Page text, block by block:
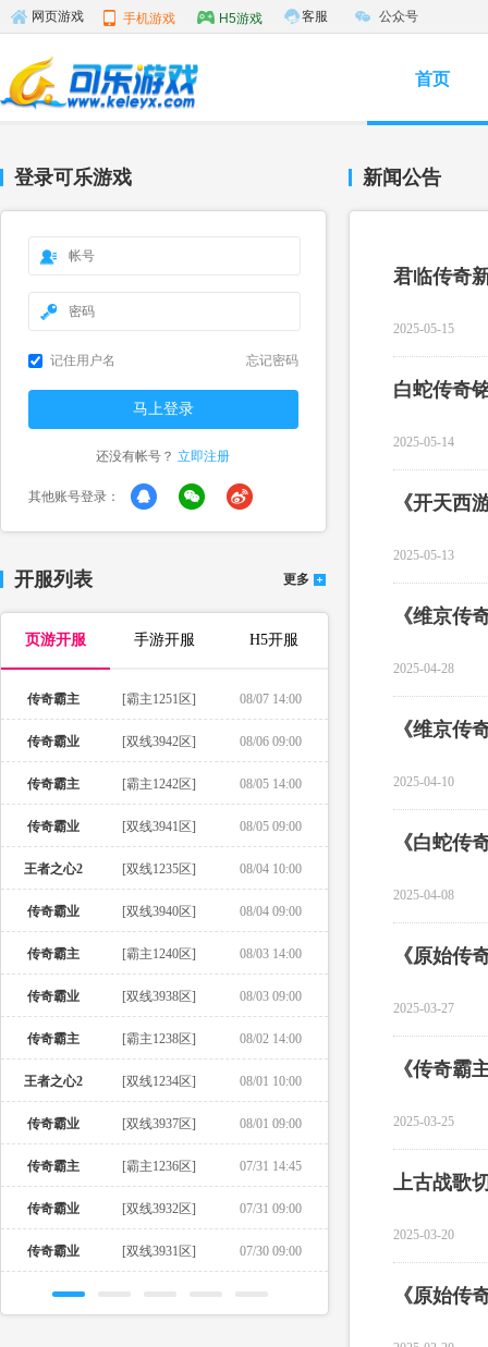
网页游戏 手机游戏 H5游戏 客服 公众号
首页
登录可乐游戏
记住用户名 忘记密码
还没有帐号？ 立即注册
其他账号登录：
开服列表 更多
页游开服 手游开服 H5开服
传奇霸主 [霸主1251区] 08/07 14:00
传奇霸业 [双线3942区] 08/06 09:00
传奇霸主 [霸主1242区] 08/05 14:00
传奇霸业 [双线3941区] 08/05 09:00
王者之心2 [双线1235区] 08/04 10:00
传奇霸业 [双线3940区] 08/04 09:00
传奇霸主 [霸主1240区] 08/03 14:00
传奇霸业 [双线3938区] 08/03 09:00
传奇霸主 [霸主1238区] 08/02 14:00
王者之心2 [双线1234区] 08/01 10:00
传奇霸业 [双线3937区] 08/01 09:00
传奇霸主 [霸主1236区] 07/31 14:45
传奇霸业 [双线3932区] 07/31 09:00
传奇霸业 [双线3931区] 07/30 09:00
新闻公告
君临传奇
2025-05-15
白蛇传奇
2025-05-14
《开天西
2025-05-13
《维京传
2025-04-28
《维京传
2025-04-10
《白蛇传
2025-04-08
《原始传
2025-03-27
《传奇霸
2025-03-25
上古战歌
2025-03-20
《原始传